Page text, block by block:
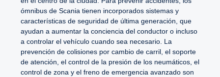
ómnibus de Scania tienen incorporados sistemas y
características de seguridad de última generación, que
ayudan a aumentar la conciencia del conductor o incluso
a controlar el vehículo cuando sea necesario. La
prevención de colisiones por cambio de carril, el soporte
de atención, el control de la presión de los neumáticos, el
control de zona y el freno de emergencia avanzado son